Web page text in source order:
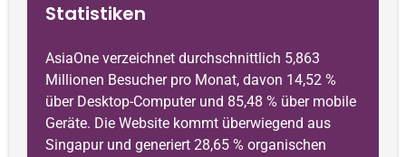
Statistiken
AsiaOne verzeichnet durchschnittlich 5,863
Millionen Besucher pro Monat, davon 14,52 %
über Desktop-Computer und 85,48 % über mobile
Geräte. Die Website kommt überwiegend aus
Singapur und generiert 28,65 % organischen